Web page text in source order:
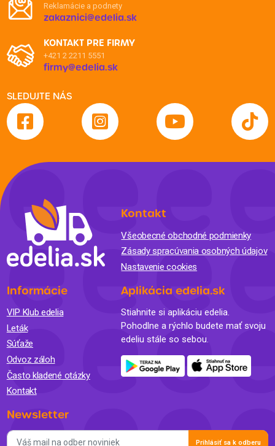
Reklamácie a podnety
zakaznici@edelia.sk
KONTAKT PRE FIRMY
+421 2 2211 5551
firmy@edelia.sk
SLEDUJTE NÁS
Kontakt
Všeobecné obchodné podmienky
Zásady spracúvania osobných údajov
Nastavenie cookies
Informácie
VIP Klub edelia
Leták
Súťaže
Odvoz záloh
Často kladené otázky
Kontakt
Aplikácia edelia.sk
Stiahnite si aplikáciu edelia.
Pohodlne a rýchlo budete mať svoju
edeliu stále so sebou.
Newsletter
Prihlásiť sa k odberu